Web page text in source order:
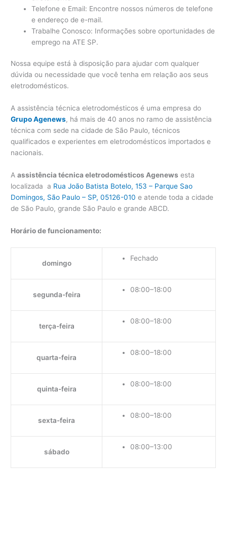
Telefone e Email: Encontre nossos números de telefone
e endereço de e-mail.
Trabalhe Conosco: Informações sobre oportunidades de
emprego na ATE SP.
Nossa equipe está à disposição para ajudar com qualquer
dúvida ou necessidade que você tenha em relação aos seus
eletrodomésticos.
A assistência técnica eletrodomésticos é uma empresa do
Grupo Agenews, há mais de 40 anos no ramo de assistência
técnica com sede na cidade de São Paulo, técnicos
qualificados e experientes em eletrodomésticos importados e
nacionais.
Aassistência técnica eletrodomésticos Agenews esta
localizada a Rua João Batista Botelo, 153 – Parque Sao
Domingos, São Paulo – SP, 05126-010 e atende toda a cidade
de São Paulo, grande São Paulo e grande ABCD.
Horário de funcionamento:
domingo
Fechado
segunda-feira
08:00–18:00
terça-feira
08:00–18:00
quarta-feira
08:00–18:00
quinta-feira
08:00–18:00
sexta-feira
08:00–18:00
sábado
08:00–13:00